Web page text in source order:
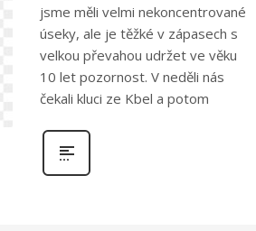
jsme měli velmi nekoncentrované
úseky, ale je těžké v zápasech s
velkou převahou udržet ve věku
10 let pozornost. V neděli nás
čekali kluci ze Kbel a potom